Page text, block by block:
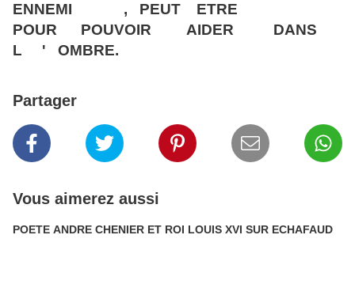
ENNEMI , PEUT ETRE
POUR POUVOIR AIDER DANS
L ' OMBRE.
Partager
Vous aimerez aussi
POETE ANDRE CHENIER ET ROI LOUIS XVI SUR ECHAFAUD